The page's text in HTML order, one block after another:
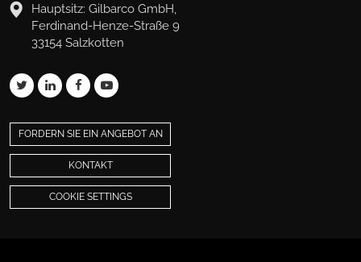
Hauptsitz: Gilbarco GmbH,
Ferdinand-Henze-Straße 9
33154 Salzkotten
FORDERN SIE EIN ANGEBOT AN
KONTAKT
COOKIE SETTINGS